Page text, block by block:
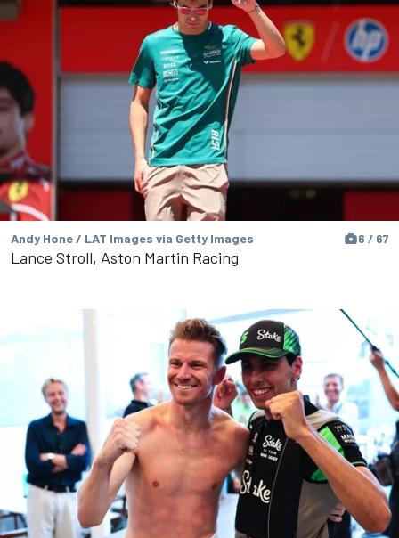
Andy Hone / LAT Images via Getty Images 6 / 67
Lance Stroll, Aston Martin Racing